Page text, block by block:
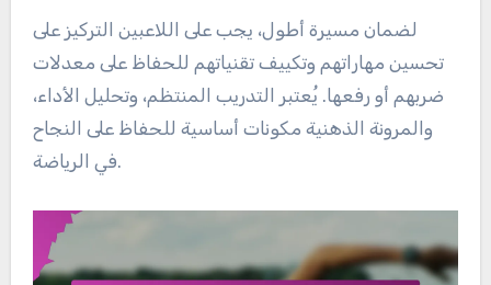
لضمان مسيرة أطول، يجب على اللاعبين التركيز على
تحسين مهاراتهم وتكييف تقنياتهم للحفاظ على معدلات
ضربهم أو رفعها. يُعتبر التدريب المنتظم، وتحليل الأداء،
والمرونة الذهنية مكونات أساسية للحفاظ على النجاح
في الرياضة.